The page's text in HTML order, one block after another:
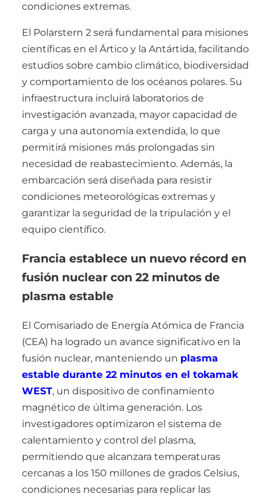
condiciones extremas.
El Polarstern 2 será fundamental para misiones
científicas en el Ártico y la Antártida, facilitando
estudios sobre cambio climático, biodiversidad
y comportamiento de los océanos polares. Su
infraestructura incluirá laboratorios de
investigación avanzada, mayor capacidad de
carga y una autonomía extendida, lo que
permitirá misiones más prolongadas sin
necesidad de reabastecimiento. Además, la
embarcación será diseñada para resistir
condiciones meteorológicas extremas y
garantizar la seguridad de la tripulación y el
equipo científico.
Francia establece un nuevo récord en
fusión nuclear con 22 minutos de
plasma estable
El Comisariado de Energía Atómica de Francia
(CEA) ha logrado un avance significativo en la
fusión nuclear, manteniendo un plasma
estable durante 22 minutos en el tokamak
WEST, un dispositivo de confinamiento
magnético de última generación. Los
investigadores optimizaron el sistema de
calentamiento y control del plasma,
permitiendo que alcanzara temperaturas
cercanas a los 150 millones de grados Celsius,
condiciones necesarias para replicar las